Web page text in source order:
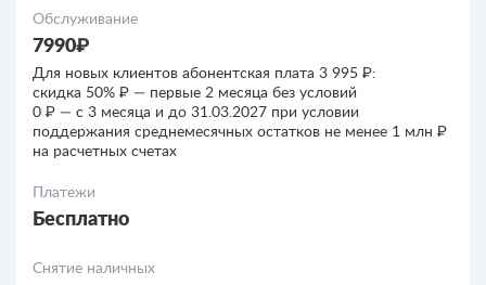
Обслуживание
7990₽
Для новых клиентов абонентская плата 3 995 ₽:
скидка 50% ₽ — первые 2 месяца без условий
0 ₽ — c 3 месяца и до 31.03.2027 при условии
поддержания среднемесячных остатков не менее 1 млн ₽
на расчетных счетах
Платежи
Бесплатно
Снятие наличных